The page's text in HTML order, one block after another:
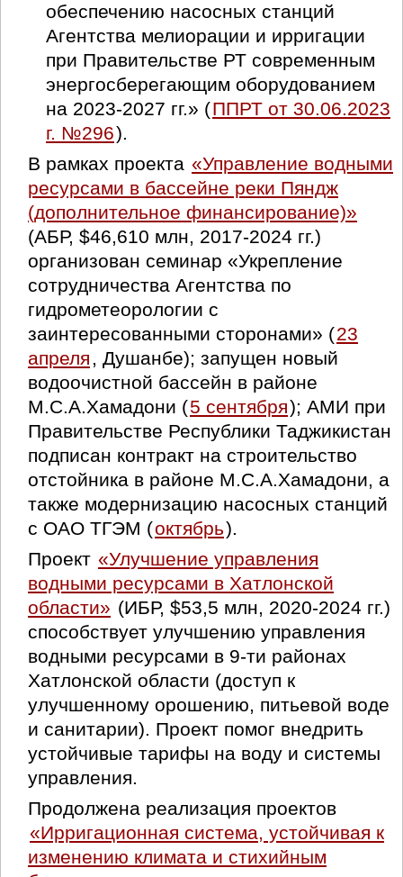
обеспечению насосных станций
Агентства мелиорации и ирригации
при Правительстве РТ современным
энергосберегающим оборудованием
на 2023-2027 гг.» (ППРТ от 30.06.2023
г. №296).
В рамках проекта «Управление водными
ресурсами в бассейне реки Пяндж
(дополнительное финансирование)»
(АБР, $46,610 млн, 2017-2024 гг.)
организован семинар «Укрепление
сотрудничества Агентства по
гидрометеорологии с
заинтересованными сторонами» (23
апреля , Душанбе); запущен новый
водоочистной бассейн в районе
М.С.А.Хамадони (5 сентября); АМИ при
Правительстве Республики Таджикистан
подписан контракт на строительство
отстойника в районе М.С.А.Хамадони, а
также модернизацию насосных станций
с ОАО ТГЭМ (октябрь).
Проект «Улучшение управления
водными ресурсами в Хатлонской
области» (ИБР, $53,5 млн, 2020-2024 гг.)
способствует улучшению управления
водными ресурсами в 9-ти районах
Хатлонской области (доступ к
улучшенному орошению, питьевой воде
и санитарии). Проект помог внедрить
устойчивые тарифы на воду и системы
управления.
Продолжена реализация проектов
«Ирригационная система, устойчивая к
изменению климата и стихийным